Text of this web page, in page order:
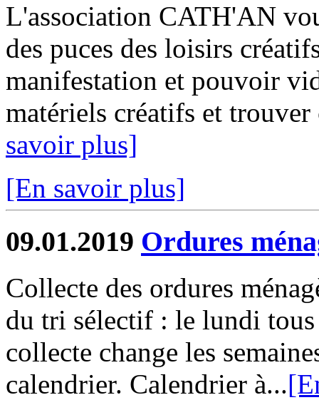
L'association CATH'AN
des puces des loisirs
manifestation et pouvoir
matériels créatifs et
savoir plus]
[En savoir plus]
09.01.2019 Ordures
Collecte des ordures
du tri sélectif : le lundi
collecte change les
calendrier. Calendrier à...